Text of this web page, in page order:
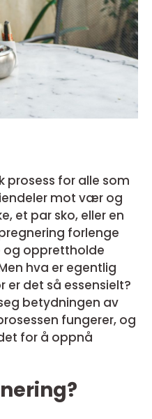
prosess for alle som
mot vær og
et par sko, eller en
forlenge
og opprettholde
hva er egentlig
er det så essensielt?
betydningen av
fungerer, og
for å oppnå